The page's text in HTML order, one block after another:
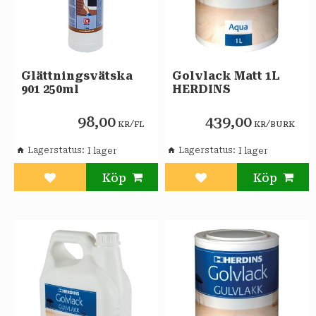
Glättningsvätska
901 250ml
98,00 KR/FL
Lägg till i favoriter
Lagerstatus
Golvlack Matt 1L
HERDINS
439,00 KR/BURK
Lägg till i favoriter
Lagerstatus